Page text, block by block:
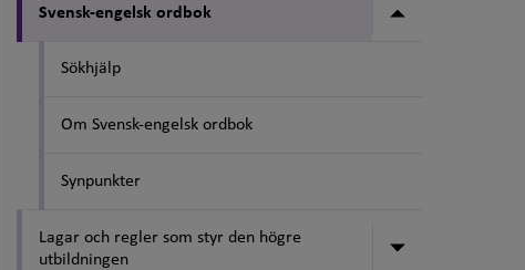
Svensk-engelsk ordbok Undermeny
Sökhjälp
Om Svensk-engelsk ordbok
Synpunkter
Lagar och regler som styr den högre
utbildningen
Undermeny